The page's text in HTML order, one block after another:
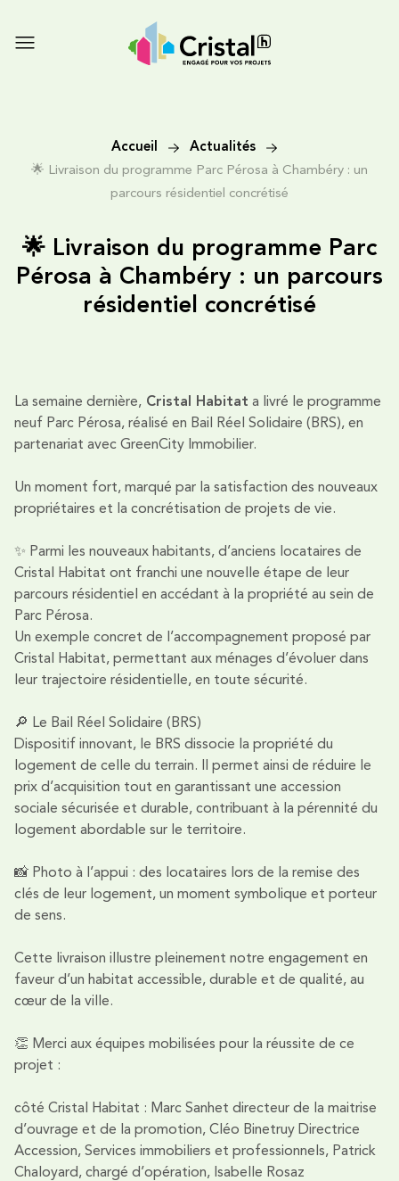
Accueil
Actualités
🌟 Livraison du programme Parc Pérosa à Chambéry : un
parcours résidentiel concrétisé
🌟 Livraison du programme Parc
Pérosa à Chambéry : un parcours
résidentiel concrétisé
La semaine dernière, Cristal Habitat a livré le programme
neuf Parc Pérosa, réalisé en Bail Réel Solidaire (BRS), en
partenariat avec GreenCity Immobilier.
Un moment fort, marqué par la satisfaction des nouveaux
propriétaires et la concrétisation de projets de vie.
✨ Parmi les nouveaux habitants, d’anciens locataires de
Cristal Habitat ont franchi une nouvelle étape de leur
parcours résidentiel en accédant à la propriété au sein de
Parc Pérosa.
Un exemple concret de l’accompagnement proposé par
Cristal Habitat, permettant aux ménages d’évoluer dans
leur trajectoire résidentielle, en toute sécurité.
🔎 Le Bail Réel Solidaire (BRS)
Dispositif innovant, le BRS dissocie la propriété du
logement de celle du terrain. Il permet ainsi de réduire le
prix d’acquisition tout en garantissant une accession
sociale sécurisée et durable, contribuant à la pérennité du
logement abordable sur le territoire.
📸 Photo à l’appui : des locataires lors de la remise des
clés de leur logement, un moment symbolique et porteur
de sens.
Cette livraison illustre pleinement notre engagement en
faveur d’un habitat accessible, durable et de qualité, au
cœur de la ville.
👏 Merci aux équipes mobilisées pour la réussite de ce
projet :
côté Cristal Habitat : Marc Sanhet directeur de la maitrise
d’ouvrage et de la promotion, Cléo Binetruy Directrice
Accession, Services immobiliers et professionnels, Patrick
Chaloyard, chargé d’opération, Isabelle Rosaz